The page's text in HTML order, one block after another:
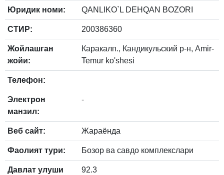
Юридик номи: QANLIKO`L DEHQAN BOZORI
СТИР: 200386360
Жойлашган
жойи:
Каракалп., Кандикульский р-н, Amir-
Temur ko'shesi
Телефон:
Электрон
манзил:
-
Веб сайт: Жараёнда
Фаолият тури: Бозор ва савдо комплекслари
Давлат улуши 92.3